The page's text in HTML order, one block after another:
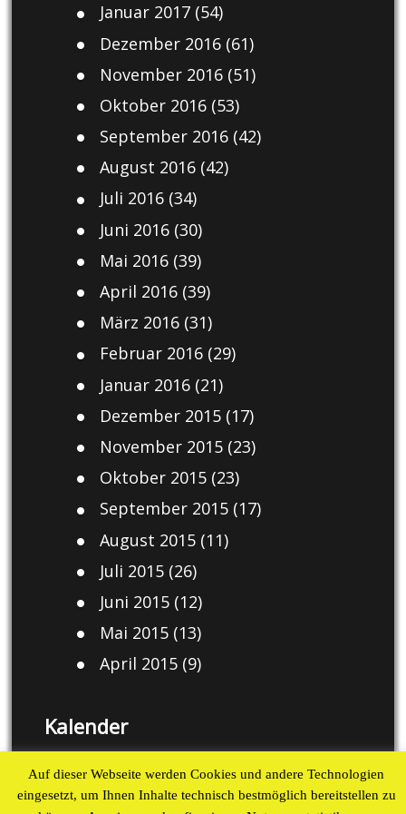
Januar 2017(54)
Dezember 2016(61)
November 2016(51)
Oktober 2016(53)
September 2016(42)
August 2016(42)
Juli 2016(34)
Juni 2016(30)
Mai 2016(39)
April 2016(39)
März 2016(31)
Februar 2016(29)
Januar 2016(21)
Dezember 2015(17)
November 2015(23)
Oktober 2015(23)
September 2015(17)
August 2015(11)
Juli 2015(26)
Juni 2015(12)
Mai 2015(13)
April 2015(9)
Kalender
M D M D F S
S
Auf dieser Webseite werden Cookies und andere Technologien
eingesetzt, um Ihnen Inhalte technisch bestmöglich bereitstellen zu